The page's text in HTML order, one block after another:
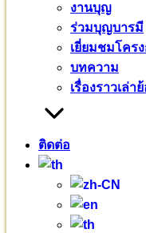
งานบุญ
ร่วมบุญบารมี
เยี่ยมชมโคร
บทความ
เรื่องราวเล่า
ติดต่อ
ชื่อบัญชี มหาวชิราลงกร
เลขที่ : 726-0-76552-6
ติดต่อร่วมบุญอุปถัมภ์ พ
Pali English
หมวดหมู่
ข่าวสาร(235)
งานบุญ(18)